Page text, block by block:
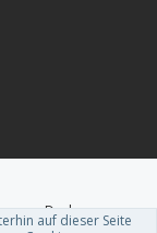
xenDach
.
auf dieser Seite